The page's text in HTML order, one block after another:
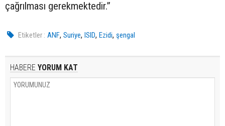
çağrılması gerekmektedir.”
Etiketler : ANF,Suriye,ISID,Ezidi,şengal
HABERE YORUM KAT